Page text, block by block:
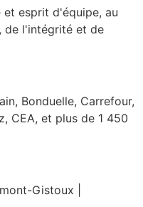
et esprit d'équipe, au
de l'intégrité et de
Bonduelle, Carrefour,
CEA, et plus de 1 450
Gistoux |